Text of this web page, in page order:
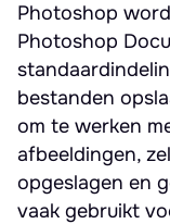
Photoshop
Photoshop
bestanden
om te werken
afbeeldingen,
opgeslagen en
vaak gebruikt